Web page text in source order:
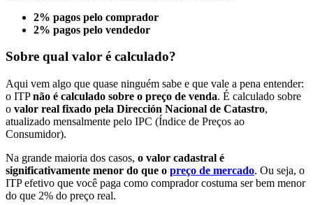
2% pagos pelo comprador
2% pagos pelo vendedor
Sobre qual valor é calculado?
Aqui vem algo que quase ninguém sabe e que vale a pena entender:
o ITPnão é calculado sobre o preço de venda. É calculado sobre
o valor real fixado pela Dirección Nacional de Catastro,
atualizado mensalmente pelo IPC (Índice de Preços ao
Consumidor).
Na grande maioria dos casos, o valor cadastral é
significativamente menor do que o preço de mercado. Ou seja, o
ITP efetivo que você paga como comprador costuma ser bem menor
do que 2% do preço real.